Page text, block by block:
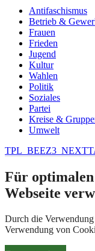
Antifaschismus
Betrieb &
Frauen
Frieden
Jugend
Kultur
Wahlen
Politik
Soziales
Partei
Kreise &
Umwelt
Für
Webseite
Durch die
Verwendung von